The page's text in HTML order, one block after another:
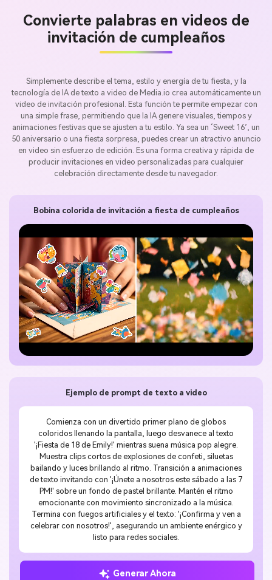
Convierte palabras en videos de
invitación de cumpleaños
Simplemente describe el tema, estilo y energía de tu fiesta, y la
tecnología de IA de texto a video de Media.io crea automáticamente un
video de invitación profesional. Esta función te permite empezar con
una simple frase, permitiendo que la IA genere visuales, tiempos y
animaciones festivas que se ajusten a tu estilo. Ya sea un ‘Sweet 16’, un
50 aniversario o una fiesta sorpresa, puedes crear un atractivo anuncio
en video sin esfuerzo de edición. Es una forma creativa y rápida de
producir invitaciones en video personalizadas para cualquier
celebración directamente desde tu navegador.
Ejemplo de prompt de texto a video
Comienza con un divertido primer plano de globos
coloridos llenando la pantalla, luego desvanece al texto
'¡Fiesta de 18 de Emily!' mientras suena música pop alegre.
Muestra clips cortos de explosiones de confeti, siluetas
bailando y luces brillando al ritmo. Transición a animaciones
de texto invitando con '¡Únete a nosotros este sábado a las 7
PM!' sobre un fondo de pastel brillante. Mantén el ritmo
emocionante con movimiento sincronizado a la música.
Termina con fuegos artificiales y el texto: '¡Confirma y ven a
celebrar con nosotros!', asegurando un ambiente enérgico y
listo para redes sociales.
Generar Ahora
Bobina colorida de invitación a fiesta de cumpleaños